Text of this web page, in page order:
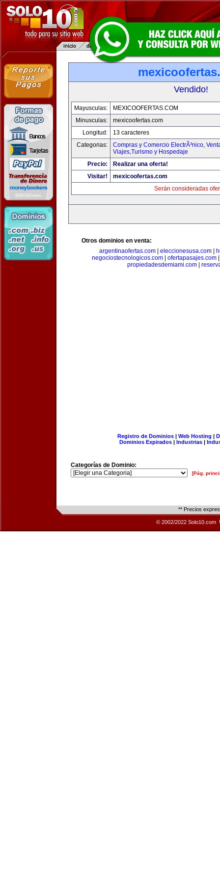
Vendido!
Mayusculas:
MEXICOOFERTAS.COM
Minusculas:
mexicoofertas.com
Longitud:
13 caracteres
Categorias:
Compras y Comercio ElectrÃ³nico,
Viajes,Turismo y Hospedaje
Precio:
Realizar una oferta!
Visitar!
mexicoofertas.com
Serán consideradas
Otros dominios en venta:
argentinaofertas.com| eleccionesusa.com|
negociostecnologicos.com
ofertapasajes.com
propiedadesdemiami.com|
Registro de Dominios| Web Hosting |
Dominios Expirados | Industrias |
Categorías de Dominio:
[Pág.
** Precios
© 2002/2022 Solo10.com